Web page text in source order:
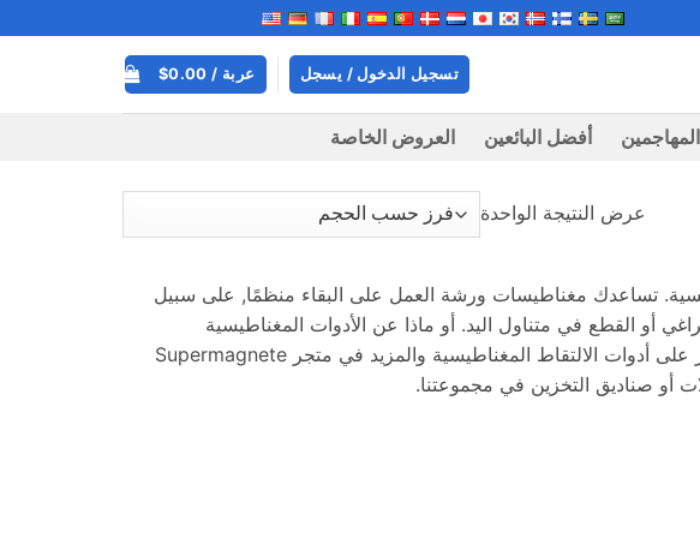
تسجيل الدخول / يسجل عربة / $0.00
أفضل البائعين العروض الخاصة
عرض النتيجة الواحدة
تساعدك مغناطيسات ورشة العمل على البقاء منظمًا, على سبيل
أو القطع في متناول اليد. أو ماذا عن الأدوات المغناطيسية
لمساعدتك? القفازات المغناطيسية, مغناطيس اللحام, يمكن العثور على أدوات الالتقاط المغناطيسية والمزيد في متجر Supermagnete
أو صناديق التخزين في مجموعتنا.